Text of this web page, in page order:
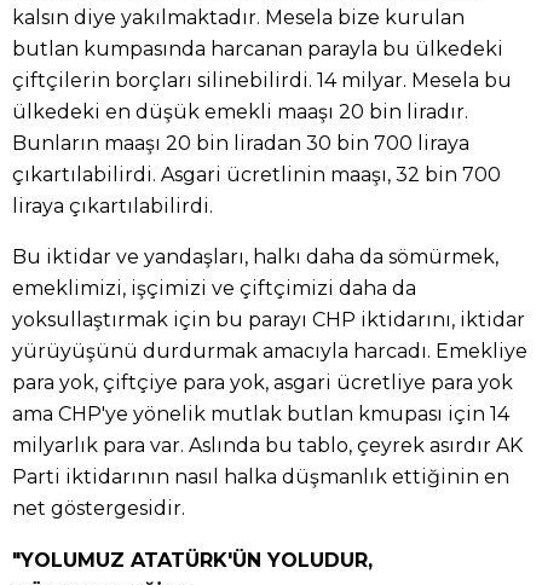
kalsın diye yakılmaktadır. Mesela bize kurulan
butlan kumpasında harcanan parayla bu ülkedeki
çiftçilerin borçları silinebilirdi. 14 milyar. Mesela bu
ülkedeki en düşük emekli maaşı 20 bin liradır.
Bunların maaşı 20 bin liradan 30 bin 700 liraya
çıkartılabilirdi. Asgari ücretlinin maaşı, 32 bin 700
liraya çıkartılabilirdi.
Bu iktidar ve yandaşları, halkı daha da sömürmek,
emeklimizi, işçimizi ve çiftçimizi daha da
yoksullaştırmak için bu parayı CHP iktidarını, iktidar
yürüyüşünü durdurmak amacıyla harcadı. Emekliye
para yok, çiftçiye para yok, asgari ücretliye para yok
ama CHP'ye yönelik mutlak butlan kmupası için 14
milyarlık para var. Aslında bu tablo, çeyrek asırdır AK
Parti iktidarının nasıl halka düşmanlık ettiğinin en
net göstergesidir.
"YOLUMUZ ATATÜRK'ÜN YOLUDUR,